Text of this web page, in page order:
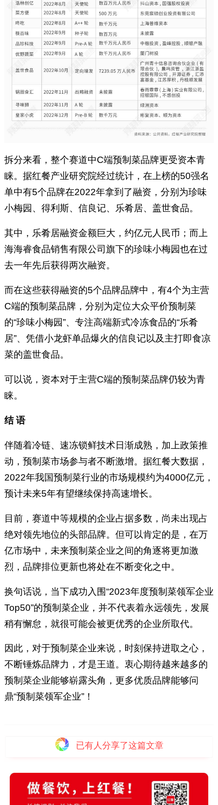
拆分来看，整个赛道中C端预制菜品牌更受资本青
睐。据红餐产业研究院经过统计，在上榜的50强名
单中有5个品牌在2022年拿到了融资，分别为珍味
小梅园、得利斯、信良记、乐肴居、盖世食品。
其中，乐肴居融资金额巨大，约亿元人民币；而上
海海睿食品销售有限公司旗下的珍味小梅园也在过
去一年先后获得两次融资。
而在这些获得融资的5个品牌品牌中，有4个为主营
C端的预制菜品牌，分别为定位大众平价预制菜
的“珍味小梅园”、专注高端新式冷冻食品的“乐肴
居”、凭借小龙虾单品爆火的信良记以及主打即食凉
菜的盖世食品。
可以说，资本对于主营C端的预制菜品牌仍较为青
睐。
结 语
伴随着冷链、速冻锁鲜技术日渐成熟，加上政策推
动，预制菜市场参与者不断激增。据红餐大数据，
2022年我国预制菜行业的市场规模约为4000亿元，
预计未来5年有望继续保持高速增长。
目前，赛道中等规模的企业占据多数，尚未出现占
绝对领先地位的头部品牌。但可以肯定的是，在万
亿市场中，未来预制菜企业之间的角逐将更加激
烈，品牌排位更新也将处在不断变化之中。
换句话说，当下成功入围“2023年度预制菜领军企业
Top50”的预制菜企业，并不代表着永远领先，发展
稍有懈怠，就很可能会被更优秀的企业所取代。
因此，对于预制菜企业来说，时刻保持进取之心，
不断锤炼品牌力，才是王道。衷心期待越来越多的
预制菜企业能够崭露头角，更多优质品牌能够问
鼎“预制菜领军企业”！
已有 人分享了这篇文章